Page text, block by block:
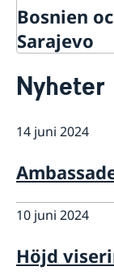
Bosnien
Sarajevo
Om oss
Vi är en resurs
Så kan du få
Aktuellt
Nyheter
14 juni 2024
10 juni 2024
Höjd